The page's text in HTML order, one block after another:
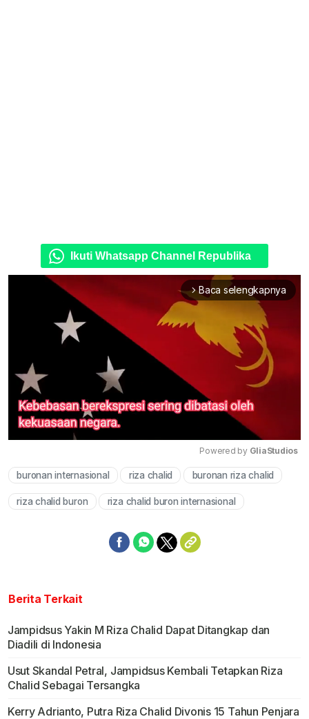
Ikuti Whatsapp Channel Republika
arrow_forward_ios Baca selengkapnya
Mute
Powered by GliaStudios
buronan internasional riza chalid buronan riza chalid
riza chalid buron riza chalid buron internasional
Berita Terkait
Jampidsus Yakin M Riza Chalid Dapat Ditangkap dan
Diadili di Indonesia
Usut Skandal Petral, Jampidsus Kembali Tetapkan Riza
Chalid Sebagai Tersangka
Kerry Adrianto, Putra Riza Chalid Divonis 15 Tahun Penjara